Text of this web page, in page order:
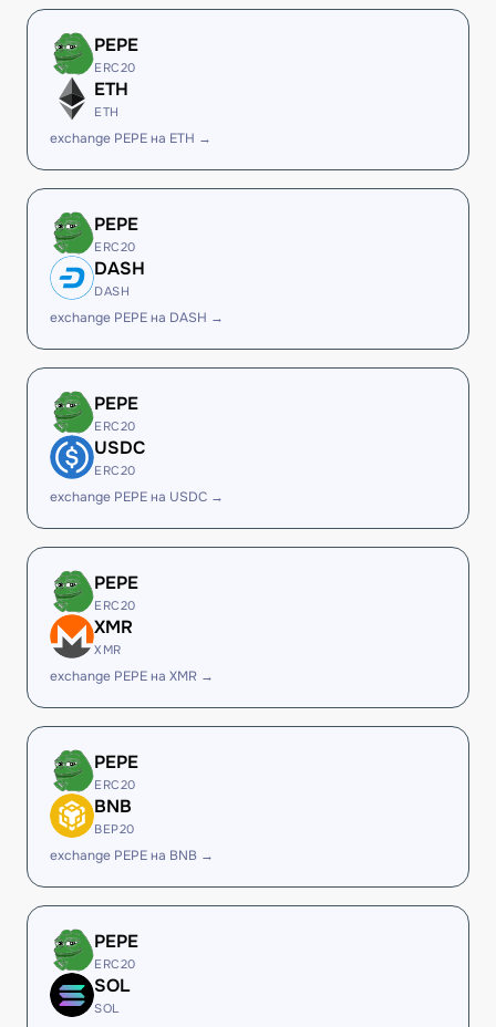
PEPE
ERC20
ETH
ETH
exchange PEPE на ETH →
PEPE
ERC20
DASH
DASH
exchange PEPE на DASH →
PEPE
ERC20
USDC
ERC20
exchange PEPE на USDC →
PEPE
ERC20
XMR
XMR
exchange PEPE на XMR →
PEPE
ERC20
BNB
BEP20
exchange PEPE на BNB →
PEPE
ERC20
SOL
SOL